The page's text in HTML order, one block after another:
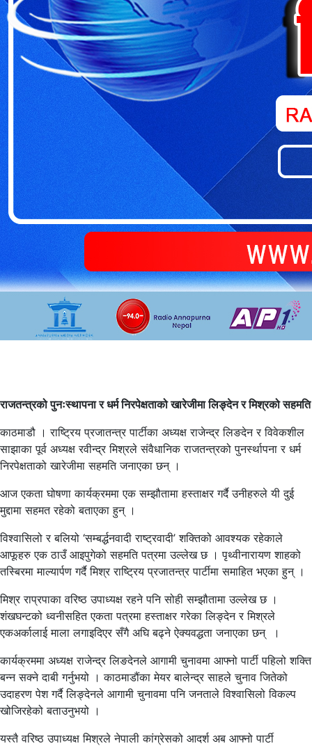
राजतन्त्रको पुनःस्थापना र धर्म निरपेक्षताको खारेजीमा लिङ्देन र मिश्रको सहमति
काठमाडौ । राष्ट्रिय प्रजातन्त्र पार्टीका अध्यक्ष राजेन्द्र लिङदेन र विवेकशील
साझाका पूर्व अध्यक्ष रवीन्द्र मिश्रले संवैधानिक राजतन्त्रको पुनर्स्थापना र धर्म
निरपेक्षताको खारेजीमा सहमति जनाएका छन् ।
आज एकता घोषणा कार्यक्रममा एक सम्झौतामा हस्ताक्षर गर्दै उनीहरुले यी दुई
मुद्दामा सहमत रहेको बताएका हुन् ।
विश्वासिलो र बलियो ‘सम्बर्द्धनवादी राष्ट्रवादी’ शक्तिको आवश्यक रहेकाले
आफूहरु एक ठाउँ आइपुगेको सहमति पत्रमा उल्लेख छ । पृथ्वीनारायण शाहको
तस्बिरमा माल्यार्पण गर्दै मिश्र राष्ट्रिय प्रजातन्त्र पार्टीमा समाहित भएका हुन् ।
मिश्र राप्रपाका वरिष्ठ उपाध्यक्ष रहने पनि सोही सम्झौतामा उल्लेख छ ।
शंखघन्टको ध्वनीसहित एकता पत्रमा हस्ताक्षर गरेका लिङ्देन र मिश्रले
एकअर्कालाई माला लगाइदिएर सँगै अघि बढ्ने ऐक्यवद्धता जनाएका छन् ।
कार्यक्रममा अध्यक्ष राजेन्द्र लिङदेनले आगामी चुनावमा आफ्नो पार्टी पहिलो शक्ति
बन्न सक्ने दाबी गर्नुभयो । काठमाडौंका मेयर बालेन्द्र साहले चुनाव जितेको
उदाहरण पेश गर्दै लिङ्देनले आगामी चुनावमा पनि जनताले विश्वासिलो विकल्प
खोजिरहेको बताउनुभयो ।
यस्तै वरिष्ठ उपाध्यक्ष मिश्रले नेपाली कांग्रेसको आदर्श अब आफ्नो पार्टी